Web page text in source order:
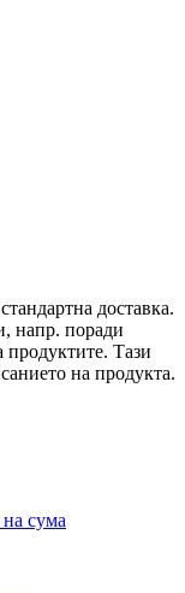
доставка.
напр. поради
продуктите. Тази
на продукта.
сума